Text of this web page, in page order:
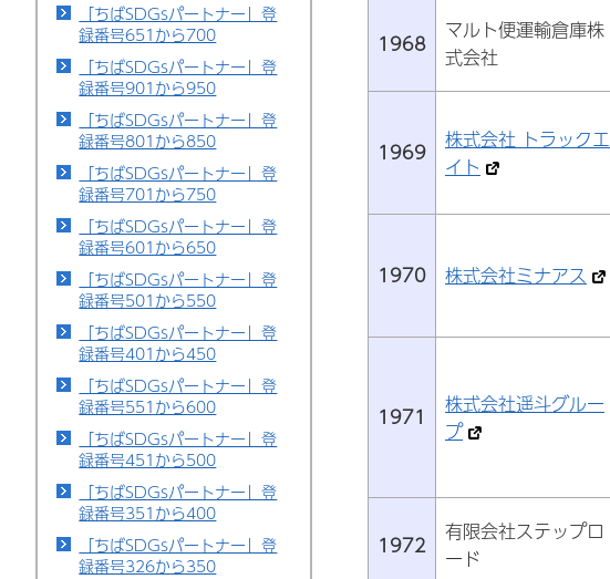
「ちばSDGsパートナー」登
録番号651から700
「ちばSDGsパートナー」登
録番号901から950
「ちばSDGsパートナー」登
録番号801から850
「ちばSDGsパートナー」登
録番号701から750
「ちばSDGsパートナー」登
録番号601から650
「ちばSDGsパートナー」登
録番号501から550
「ちばSDGsパートナー」登
録番号401から450
「ちばSDGsパートナー」登
録番号551から600
「ちばSDGsパートナー」登
録番号451から500
「ちばSDGsパートナー」登
録番号351から400
「ちばSDGsパートナー」登
録番号326から350
1968
マルト便運輸倉庫株
式会社
1969
株式会社 トラックエ
イト
1970 株式会社ミナアス
1971
株式会社遥斗グルー
プ
1972
有限会社ステップロ
ード